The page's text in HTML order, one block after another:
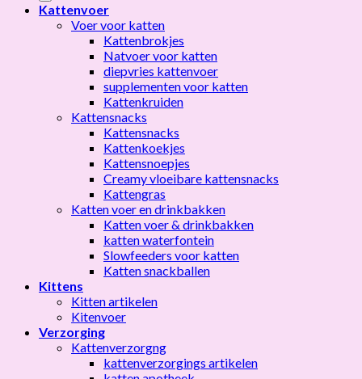
Kattenvoer
Voer voor katten
Kattenbrokjes
Natvoer voor katten
diepvries kattenvoer
supplementen voor katten
Kattenkruiden
Kattensnacks
Kattensnacks
Kattenkoekjes
Kattensnoepjes
Creamy vloeibare kattensnacks
Kattengras
Katten voer en drinkbakken
Katten voer & drinkbakken
katten waterfontein
Slowfeeders voor katten
Katten snackballen
Kittens
Kitten artikelen
Kitenvoer
Verzorging
Kattenverzorgng
kattenverzorgings artikelen